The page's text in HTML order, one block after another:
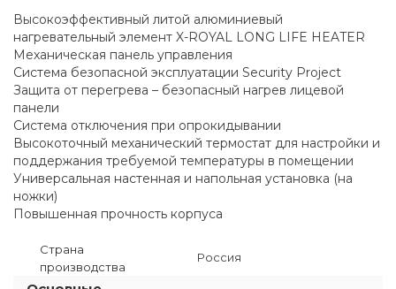
Высокоэффективный литой алюминиевый
нагревательный элемент X-ROYAL LONG LIFE HEATER
Механическая панель управления
Система безопасной эксплуатации Security Project
Защита от перегрева – безопасный нагрев лицевой
панели
Система отключения при опрокидывании
Высокоточный механический термостат для настройки и
поддержания требуемой температуры в помещении
Универсальная настенная и напольная установка (на
ножки)
Повышенная прочность корпуса
Страна
производства
Россия